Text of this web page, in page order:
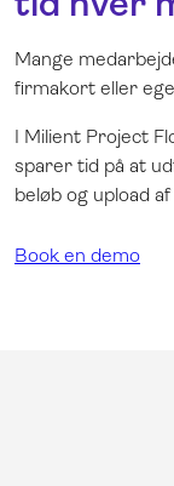
Mange
firmakort eller
I Milient Project
sparer tid på at
beløb og upload
Book en demo